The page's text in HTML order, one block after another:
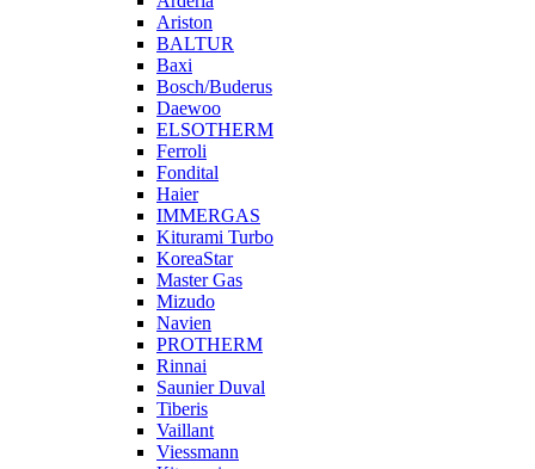
Ariston
BALTUR
Baxi
Bosch/Buderus
Daewoo
ELSOTHERM
Ferroli
Fondital
Haier
IMMERGAS
Kiturami Turbo
KoreaStar
Master Gas
Mizudo
Navien
PROTHERM
Rinnai
Saunier Duval
Tiberis
Vaillant
Viessmann